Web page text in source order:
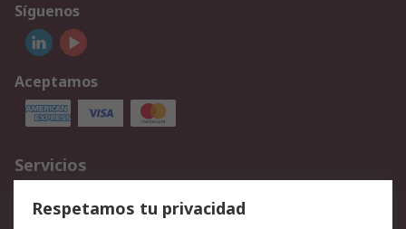
Síguenos
Aceptamos
Servicios
Cómo realizar pedidos
Devoluciones
Facturación y pago
Respetamos tu privacidad